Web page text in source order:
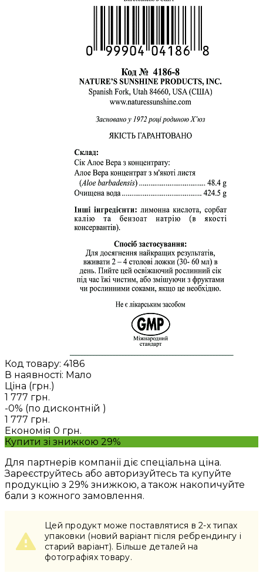
Код товару: 4186
В наявності: Мало
Ціна (грн.)
1 777 грн.
-0% (по дисконтній )
1 777 грн.
Економія 0 грн.
Купити зі знижкою 29%
Для партнерів компанії діє спеціальна ціна.
Зареєструйтесь або авторизуйтесь та купуйте
продукцію з 29% знижкою, а також накопичуйте
бали з кожного замовлення.
Цей продукт може поставлятися в 2-x типах
упаковки (новий варіант після ребрендингу і
старий варіант). Більше деталей на
фотографіях товару.